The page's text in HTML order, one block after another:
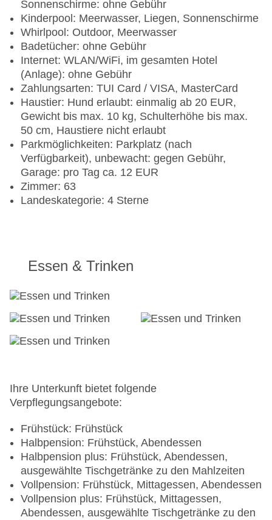
Sonnenschirme: ohne Gebühr
Kinderpool: Meerwasser, Liegen, Sonnenschirme
Whirlpool: Outdoor, Meerwasser
Badetücher: ohne Gebühr
Internet: WLAN/WiFi, im gesamten Hotel
(Anlage): ohne Gebühr
Zahlungsarten: TUI Card / VISA, MasterCard
Haustier: Hund erlaubt: einmalig ab 20 EUR,
Gewicht bis max. 10 kg, Schulterhöhe bis max.
50 cm, Haustiere nicht erlaubt
Parkmöglichkeiten: Parkplatz (nach
Verfügbarkeit), unbewacht: gegen Gebühr,
Garage: pro Tag ca. 12 EUR
Zimmer: 63
Landeskategorie: 4 Sterne
Essen & Trinken
Ihre Unterkunft bietet folgende
Verpflegungsangebote:
Frühstück: Frühstück
Halbpension: Frühstück, Abendessen
Halbpension plus: Frühstück, Abendessen,
ausgewählte Tischgetränke zu den Mahlzeiten
Vollpension: Frühstück, Mittagessen, Abendessen
Vollpension plus: Frühstück, Mittagessen,
Abendessen, ausgewählte Tischgetränke zu den